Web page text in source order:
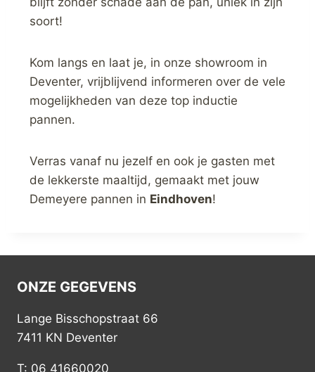
soort!
Kom langs en laat je, in onze showroom in
Deventer, vrijblijvend informeren over de vele
mogelijkheden van deze top inductie
pannen.
Verras vanaf nu jezelf en ook je gasten met
de lekkerste maaltijd, gemaakt met jouw
Demeyere pannen in Eindhoven!
ONZE GEGEVENS
Lange Bisschopstraat 66
7411 KN Deventer
T: 06 41660020